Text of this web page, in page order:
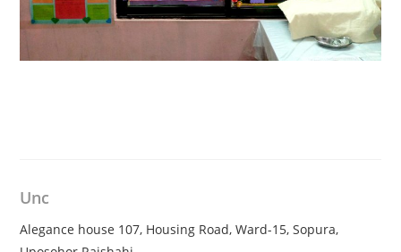
Unc
Alegance house 107, Housing Road, Ward-15, Sopura,